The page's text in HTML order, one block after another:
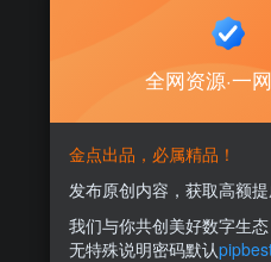
全网资源·一
金点出品，必属精品！
发布原创内容，获取高额提
我们与你共创美好数字生态
无特殊说明密码默认